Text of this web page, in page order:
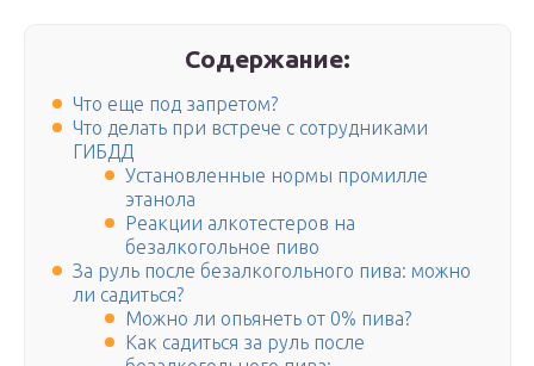
Содержание:
Что еще под запретом?
Что делать при встрече с сотрудниками
ГИБДД
Установленные нормы промилле
этанола
Реакции алкотестеров на
безалкогольное пиво
За руль после безалкогольного пива: можно
ли садиться?
Можно ли опьянеть от 0% пива?
Как садиться за руль после